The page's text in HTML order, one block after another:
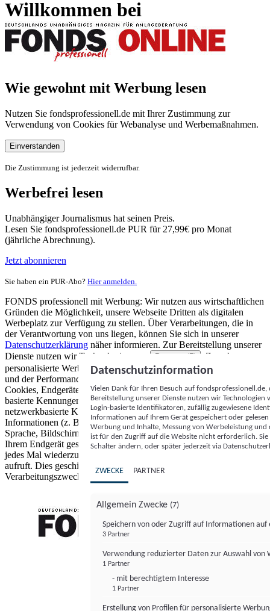
Willkommen bei
Wie gewohnt mit Werbung lesen
Nutzen Sie fondsprofessionell.de mit Ihrer Zustimmung zur
Verwendung von Cookies für Webanalyse und Werbemaßnahmen.
Einverstanden
Die Zustimmung ist jederzeit widerrufbar.
Werbefrei lesen
Unabhängiger Journalismus hat seinen Preis.
Lesen Sie fondsprofessionell.de PUR für 27,99€ pro Monat
(jährliche Abrechnung).
Jetzt abonnieren
Sie haben ein PUR-Abo? Hier anmelden.
FONDS professionell mit Werbung: Wir nutzen aus wirtschaftlichen
Gründen die Möglichkeit, unsere Webseite Dritten als digitalen
Werbeplatz zur Verfügung zu stellen. Über Verarbeitungen, die in
der Verantwortung von uns liegen, können Sie sich in unserer
Datenschutzerklärung näher informieren. Zur Bereitstellung unserer
Dienste nutzen wir Technologien von
Partnern (5)
. Zwecke:
personalisierte Werbung und Inhalte, Messung von Werbeleistung
und der Performance von Inhalten sowie Zielgruppenforschung.
Cookies, Endgeräte- oder ähnliche Online-Kennungen (z. B. login-
basierte Kennungen, zufällig generierte Kennungen,
netzwerkbasierte Kennungen) können zusammen mit anderen
Informationen (z. B. Browsertyp und Browserinformationen,
Sprache, Bildschirmgröße, unterstützte Technologien usw.) auf
Ihrem Endgerät gespeichert oder von dort ausgelesen werden, um es
jedes Mal wiederzuerkennen, wenn es eine App oder einer Webseite
aufruft. Dies geschieht für einen oder mehrere der hier aufgeführten
Verarbeitungszwecke.
Datenschutzinformation
Vielen Dank für Ihren Besuch auf
Bereitstellung unserer Dienste nutzen wir Technologien
Login-basierte Identifikatoren, zufällig zugewiesene
Informationen auf Ihrem Gerät gespeichert oder
Werbung und Inhalte, Messung von Werbeleistung
ist für den Zugriff auf die Website nicht erforderlich.
Schalter ändern, oder später jederzeit via
ZWECKE PARTNER
Allgemein Zwecke (7)
Speichern von oder Zugriff auf Informationen auf
3 Partner
Verwendung reduzierter Daten zur Auswahl von
1 Partner
- mit berechtigtem Interesse
1 Partner
Erstellung von Profilen für personalisierte
FONDS professionell